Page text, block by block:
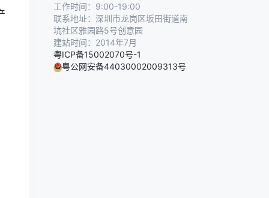
工作时间：9:00-19:00
联系地址：深圳市龙岗区坂田街道南
坑社区雅园路5号创意园
建站时间：2014年7月
粤ICP备15002070号-1
粤公网安备44030002009313号